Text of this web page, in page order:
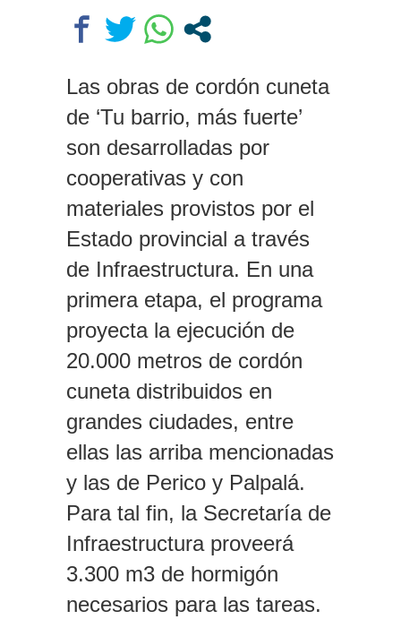
Conurbano: «Asesinos de m…,
los vamos a agarrar»
de una mujer en Villa Elisa: la
encontraron con la cabeza dentro
de un pozo en el patio de su casa
Las obras de cordón cuneta
de ‘Tu barrio, más fuerte’
son desarrolladas por
cooperativas y con
materiales provistos por el
Estado provincial a través
de Infraestructura. En una
primera etapa, el programa
proyecta la ejecución de
20.000 metros de cordón
cuneta distribuidos en
grandes ciudades, entre
ellas las arriba mencionadas
y las de Perico y Palpalá.
Para tal fin, la Secretaría de
Infraestructura proveerá
3.300 m3 de hormigón
necesarios para las tareas.